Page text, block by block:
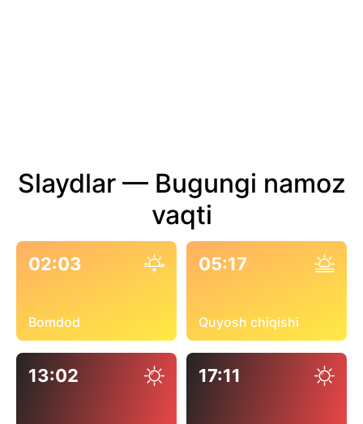
Slaydlar — Bugungi namoz
vaqti
02:03
Bomdod
05:17
Quyosh chiqishi
13:02 17:11